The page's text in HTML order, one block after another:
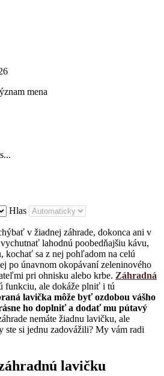
mena
Hlas
v žiadnej záhrade, dokonca ani v
lahodnú poobedňajšiu kávu,
kochať sa z nej pohľadom na celú
po únavnom okopávaní zeleninového
pri ohnisku alebo krbe. Záhradná
funkciu, ale dokáže plniť i tú
lavička môže byť ozdobou vášho
ho doplniť a dodať mu pútavý
nemáte žiadnu lavičku, ale
ste si jednu zadovážili? My vám radi
lavičku